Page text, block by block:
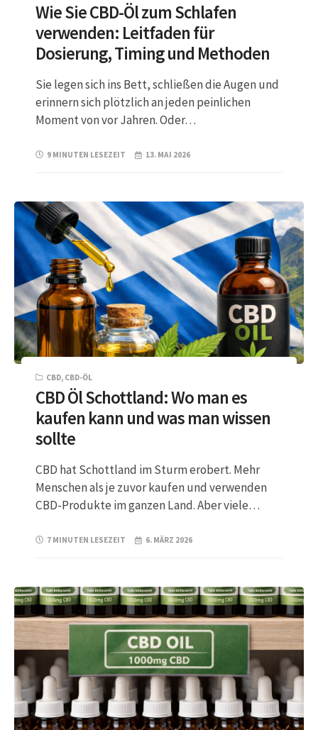
Wie Sie CBD-Öl zum Schlafen
verwenden: Leitfaden für
Dosierung, Timing und Methoden
Sie legen sich ins Bett, schließen die Augen und
erinnern sich plötzlich an jeden peinlichen
Moment von vor Jahren. Oder…
9 MINUTEN LESEZEIT 13. MAI 2026
CBD, CBD-ÖL
CBD Öl Schottland: Wo man es
kaufen kann und was man wissen
sollte
CBD hat Schottland im Sturm erobert. Mehr
Menschen als je zuvor kaufen und verwenden
CBD-Produkte im ganzen Land. Aber viele…
7 MINUTEN LESEZEIT 6. MÄRZ 2026